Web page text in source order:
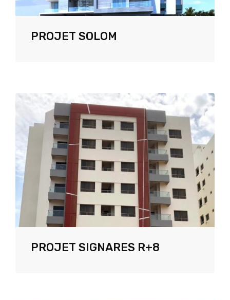
PROJET SOLOM
PROJET SIGNARES R+8